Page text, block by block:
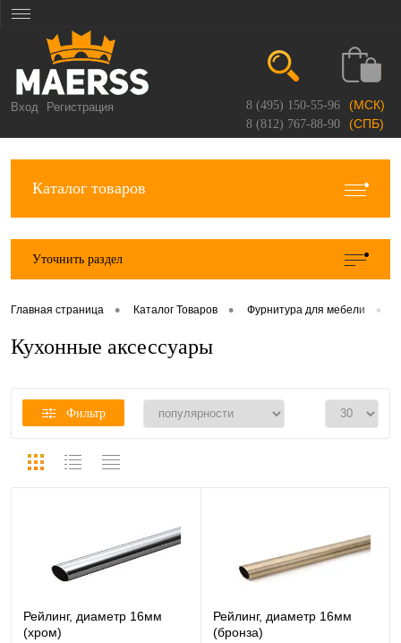
Вход Регистрация 8 (495) 150-55-96 (МСК)
8 (812) 767-88-90 (СПБ)
Каталог товаров
Уточнить раздел
Главная страница • Каталог Товаров • Фурнитура для мебели •
Кухонные аксессуары
Фильтр
Рейлинг, диаметр 16мм
(хром)
Рейлинг, диаметр 16мм
(бронза)